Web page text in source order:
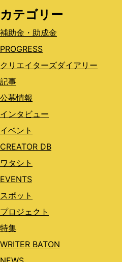
カテゴリー
補助金・助成金
PROGRESS
クリエイターズダイアリー
記事
公募情報
インタビュー
イベント
CREATOR DB
ワタシト
EVENTS
スポット
プロジェクト
特集
WRITER BATON